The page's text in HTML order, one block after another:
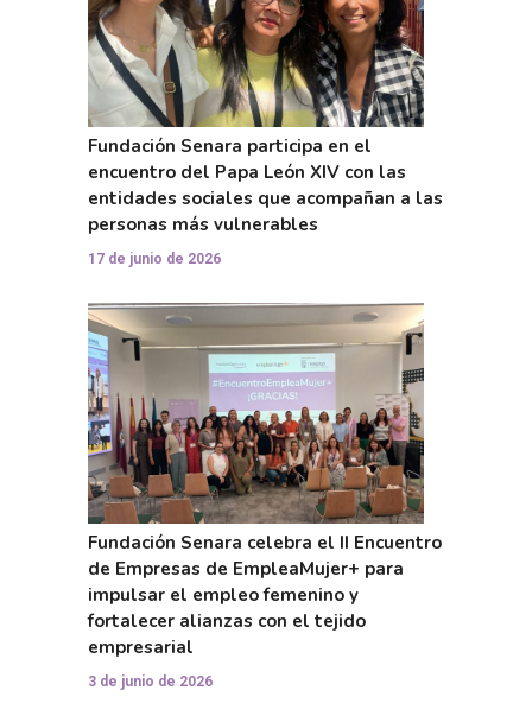
Fundación Senara participa en el
encuentro del Papa León XIV con las
entidades sociales que acompañan a las
personas más vulnerables
17 de junio de 2026
Fundación Senara celebra el II Encuentro
de Empresas de EmpleaMujer+ para
impulsar el empleo femenino y
fortalecer alianzas con el tejido
empresarial
3 de junio de 2026